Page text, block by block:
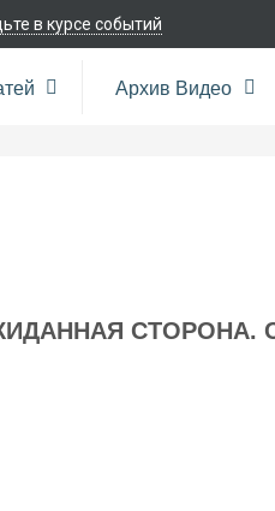
в курсе событий
Архив Видео
СТОРОНА.